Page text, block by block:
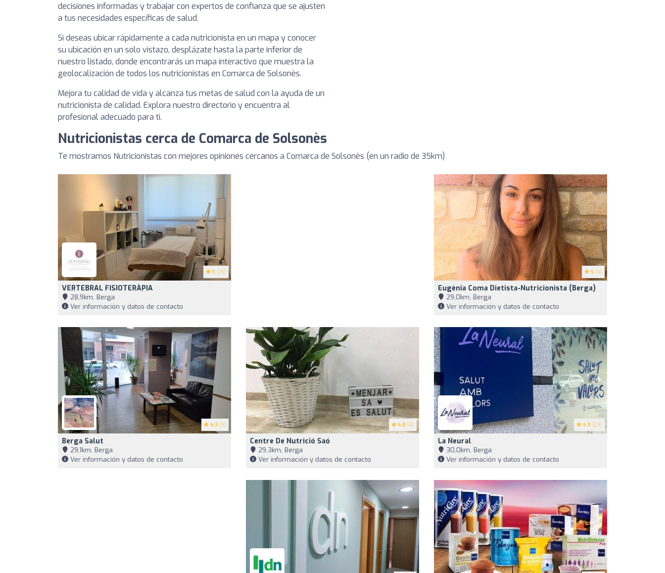
decisiones informadas y trabajar con expertos de confianza que se ajusten
a tus necesidades específicas de salud.
Si deseas ubicar rápidamente a cada nutricionista en un mapa y conocer
su ubicación en un solo vistazo, desplázate hasta la parte inferior de
nuestro listado, donde encontrarás un mapa interactivo que muestra la
geolocalización de todos los nutricionistas en Comarca de Solsonès.
Mejora tu calidad de vida y alcanza tus metas de salud con la ayuda de un
nutricionista de calidad. Explora nuestro directorio y encuentra al
profesional adecuado para ti.
Nutricionistas cerca de Comarca de Solsonès
Te mostramos Nutricionistas con mejores opiniones cercanos a Comarca de Solsonès (en un radio de 35km)
5 (15)
VERTEBRAL FISIOTERÀPIA
28,9km, Berga
Ver información y datos de contacto
5 (4)
Eugènia Coma Dietista-Nutricionista (Berga)
29,0km, Berga
Ver información y datos de contacto
4.3 (3)
Berga Salut
29,1km, Berga
Ver información y datos de contacto
4.8 (4)
Centre De Nutrició Saó
29,3km, Berga
Ver información y datos de contacto
4.9 (23)
La Neural
30,0km, Berga
Ver información y datos de contacto